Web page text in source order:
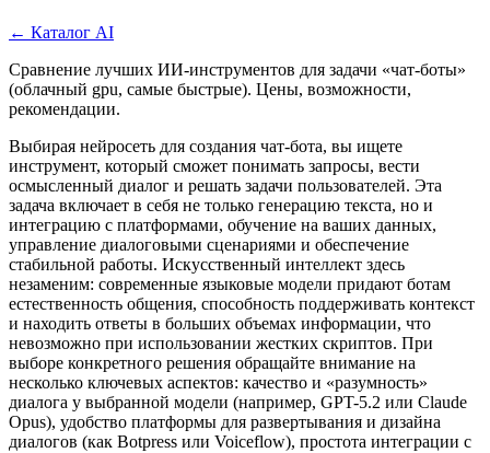
← Каталог AI
Сравнение лучших ИИ-инструментов для задачи «чат-боты»
(облачный gpu, самые быстрые). Цены, возможности,
рекомендации.
Выбирая нейросеть для создания чат-бота, вы ищете
инструмент, который сможет понимать запросы, вести
осмысленный диалог и решать задачи пользователей. Эта
задача включает в себя не только генерацию текста, но и
интеграцию с платформами, обучение на ваших данных,
управление диалоговыми сценариями и обеспечение
стабильной работы. Искусственный интеллект здесь
незаменим: современные языковые модели придают ботам
естественность общения, способность поддерживать контекст
и находить ответы в больших объемах информации, что
невозможно при использовании жестких скриптов. При
выборе конкретного решения обращайте внимание на
несколько ключевых аспектов: качество и «разумность»
диалога у выбранной модели (например, GPT-5.2 или Claude
Opus), удобство платформы для развертывания и дизайна
диалогов (как Botpress или Voiceflow), простота интеграции с